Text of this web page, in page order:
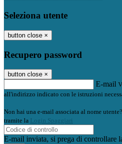
Seleziona utente
button close ×
Recupero password
button close ×
E-mail
all'indirizzo indicato con le istruzioni
Non hai una e-mail associata al nome
tramite la Login Spaggiari
E-mail inviata, si prega di controllare